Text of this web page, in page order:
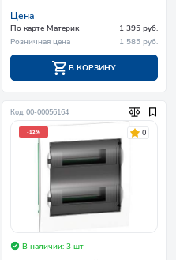
Цена
По карте Материк
1 395 руб.
Розничная цена
1 585 руб.
В КОРЗИНУ
Код: 00-00056164
-12% 0
В наличии: 3 шт